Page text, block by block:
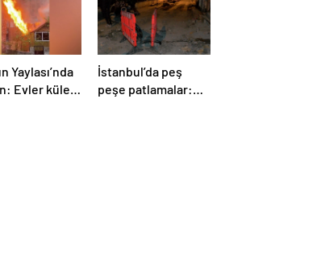
Yaylası’nda
Evler küle
İstanbul’da peş
peşe patlamalar: